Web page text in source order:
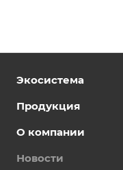
Экосистема
Продукция
О компании
Новости